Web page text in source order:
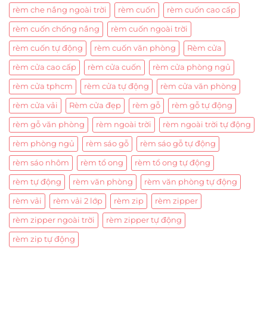
rèm che nắng ngoài trời rèm cuốn rèm cuốn cao cấp
rèm cuốn chống nắng rèm cuốn ngoài trời
rèm cuốn tự động rèm cuốn văn phòng Rèm cửa
rèm cửa cao cấp rèm cửa cuốn rèm cửa phòng ngủ
rèm cửa tphcm rèm cửa tự động rèm cửa văn phòng
rèm cửa vải Rèm cửa đẹp rèm gỗ rèm gỗ tự động
rèm gỗ văn phòng rèm ngoài trời rèm ngoài trời tự động
rèm phòng ngủ rèm sáo gỗ rèm sáo gỗ tự động
rèm sáo nhôm rèm tổ ong rèm tổ ong tự động
rèm tự động rèm văn phòng rèm văn phòng tự động
rèm vải rèm vải 2 lớp rèm zip rèm zipper
rèm zipper ngoài trời rèm zipper tự động
rèm zip tự động